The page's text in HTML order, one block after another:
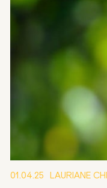
01.04.25 LAURIANE